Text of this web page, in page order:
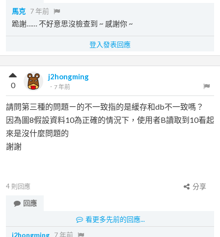
馬克 7 年前
跪謝…… 不好意思沒檢查到 ~ 感謝你 ~
登入發表回應
j2hongming
． 7 年前
0
請問第三種的問題ㄧ的不一致指的是緩存和db不一致嗎？
因為圖8假設資料10為正確的情況下，使用者B讀取到10看起
來是沒什麼問題的
謝謝
4 則回應
分享
回應
看更多先前的回應...
j2hongming 7 年前